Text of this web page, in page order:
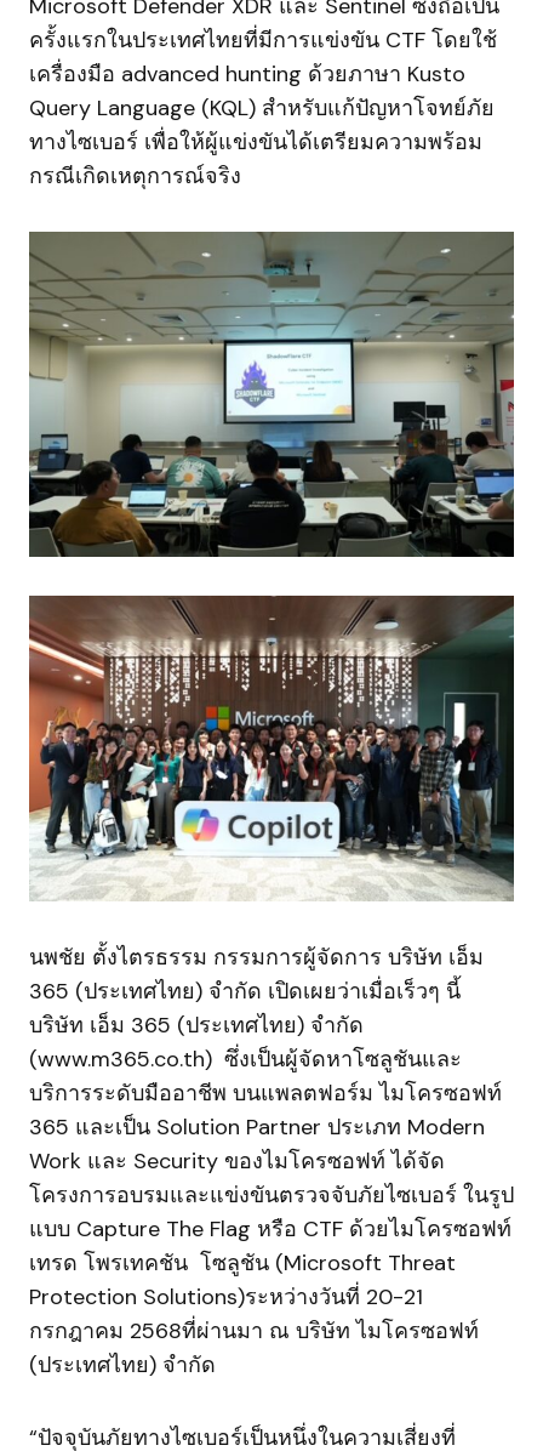
Microsoft Defender XDR และ Sentinel ซึ่งถือเป็น
ครั้งแรกในประเทศไทยที่มีการแข่งขัน CTF โดยใช้
เครื่องมือ advanced hunting ด้วยภาษา Kusto
Query Language (KQL) สำหรับแก้ปัญหาโจทย์ภัย
ทางไซเบอร์ เพื่อให้ผู้แข่งขันได้เตรียมความพร้อม
กรณีเกิดเหตุการณ์จริง
นพชัย ตั้งไตรธรรม กรรมการผู้จัดการ บริษัท เอ็ม
365 (ประเทศไทย) จำกัด เปิดเผยว่าเมื่อเร็วๆ นี้
บริษัท เอ็ม 365 (ประเทศไทย) จำกัด
(www.m365.co.th) ซึ่งเป็นผู้จัดหาโซลูชันและ
บริการระดับมืออาชีพ บนแพลตฟอร์ม ไมโครซอฟท์
365 และเป็น Solution Partner ประเภท Modern
Work และ Security ของไมโครซอฟท์ ได้จัด
โครงการอบรมและแข่งขันตรวจจับภัยไซเบอร์ ในรูป
แบบ Capture The Flag หรือ CTF ด้วยไมโครซอฟท์
เทรด โพรเทคชัน โซลูชัน (Microsoft Threat
Protection Solutions)ระหว่างวันที่ 20-21
กรกฎาคม 2568ที่ผ่านมา ณ บริษัท ไมโครซอฟท์
(ประเทศไทย) จำกัด
“ปัจจุบันภัยทางไซเบอร์เป็นหนึ่งในความเสี่ยงที่